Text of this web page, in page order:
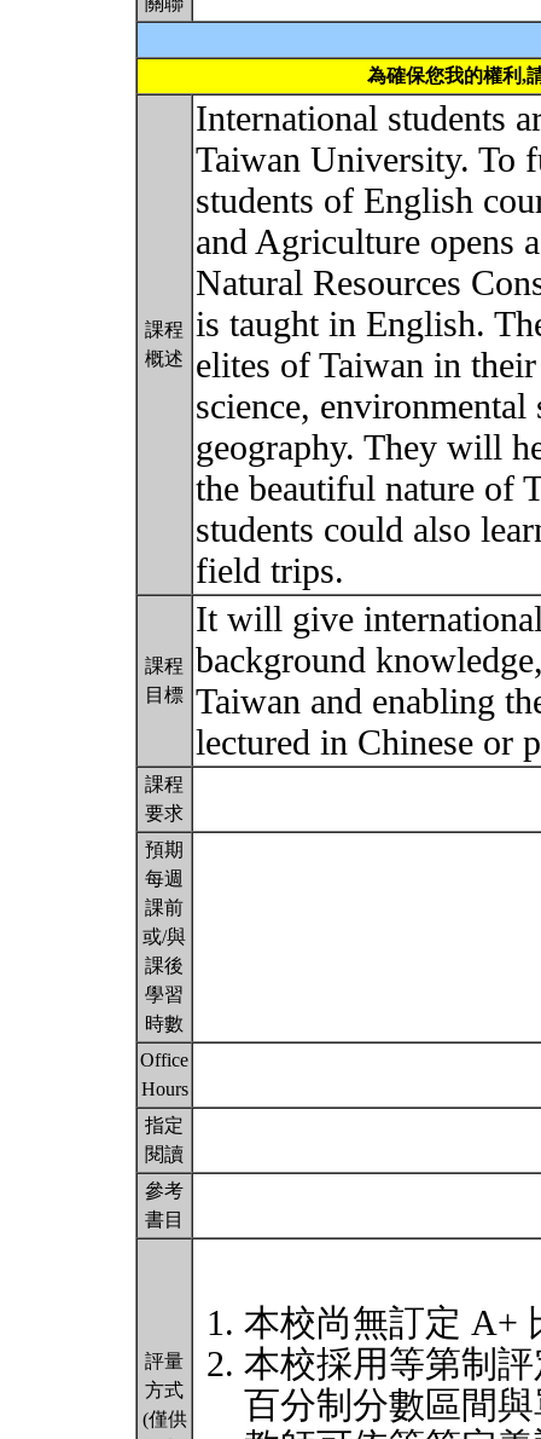
為確保您我的權利,
課程
概述
International students
Taiwan University. To
students of English
and Agriculture opens
Natural Resources
is taught in English.
elites of Taiwan in
science,
geography. They will
the beautiful nature of
students could also
field trips.
課程
目標
It will give
background
Taiwan and enabling
lectured in Chinese or
課程
要求
預期
每週
課前
或/與
課後
學習
時數
Office
Hours
指定
閱讀
參考
書目
評量
方式
(僅供
本校尚無訂定 A+
本校採用等第制
百分制分數區間